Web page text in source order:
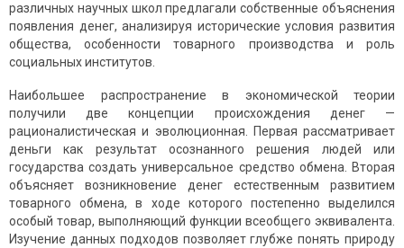
различных научных школ предлагали собственные объяснения
появления денег, анализируя исторические условия развития
общества, особенности товарного производства и роль
социальных институтов.
Наибольшее распространение в экономической теории
получили две концепции происхождения денег —
рационалистическая и эволюционная. Первая рассматривает
деньги как результат осознанного решения людей или
государства создать универсальное средство обмена. Вторая
объясняет возникновение денег естественным развитием
товарного обмена, в ходе которого постепенно выделился
особый товар, выполняющий функции всеобщего эквивалента.
Изучение данных подходов позволяет глубже понять природу